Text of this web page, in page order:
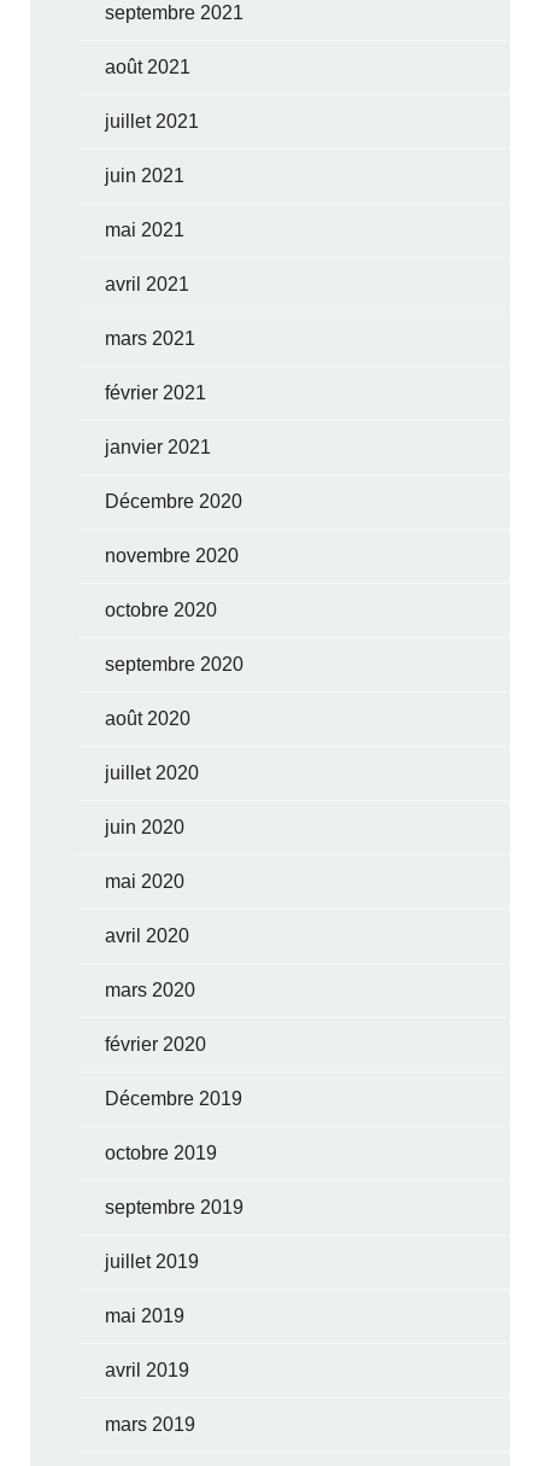
septembre 2021
août 2021
juillet 2021
juin 2021
mai 2021
avril 2021
mars 2021
février 2021
janvier 2021
Décembre 2020
novembre 2020
octobre 2020
septembre 2020
août 2020
juillet 2020
juin 2020
mai 2020
avril 2020
mars 2020
février 2020
Décembre 2019
octobre 2019
septembre 2019
juillet 2019
mai 2019
avril 2019
mars 2019